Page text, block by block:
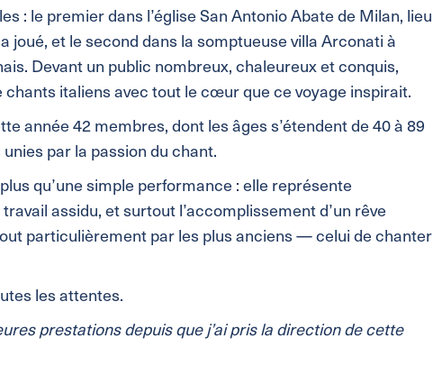
: le premier dans l’église San Antonio Abate de Milan, lieu
joué, et le second dans la somptueuse villa Arconati à
Devant un public nombreux, chaleureux et conquis,
italiens avec tout le cœur que ce voyage inspirait.
année 42 membres, dont les âges s’étendent de 40 à 89
par la passion du chant.
qu’une simple performance : elle représente
assidu, et surtout l’accomplissement d’un rêve
particulièrement par les plus anciens — celui de chanter
les attentes.
prestations depuis que j’ai pris la direction de cette